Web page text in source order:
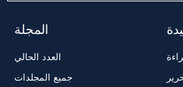
المجلة
العدد الحالي
جميع المجلدات